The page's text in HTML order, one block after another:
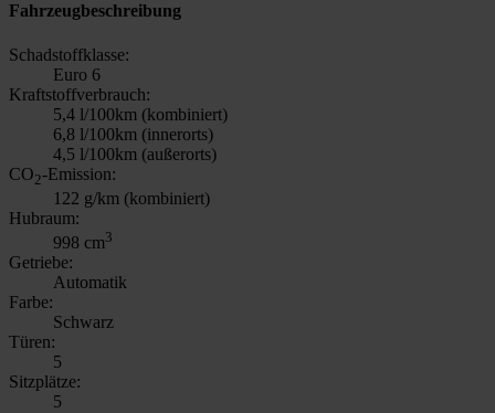
Fahrzeugbeschreibung
Schadstoffklasse:
Euro 6
Kraftstoffverbrauch:
5,4 l/100km (kombiniert)
6,8 l/100km (innerorts)
4,5 l/100km (außerorts)
CO2-Emission:
122 g/km (kombiniert)
Hubraum:
998 cm3
Getriebe:
Automatik
Farbe:
Schwarz
Türen:
5
Sitzplätze:
5